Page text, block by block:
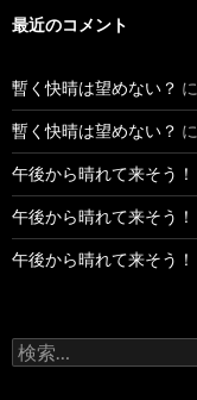
最近のコメント
暫く快晴は望めない？ に
暫く快晴は望めない？ に
午後から晴れて来そう！
午後から晴れて来そう！
午後から晴れて来そう！
検索: